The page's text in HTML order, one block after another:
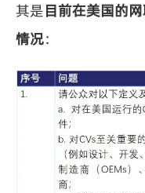
其是目前在美国的
情况：